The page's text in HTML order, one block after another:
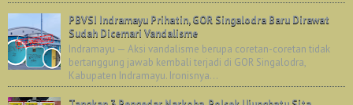
PBVSI Indramayu Prihatin, GOR Singalodra Baru Dirawat
Sudah Dicemari Vandalisme
Indramayu — Aksi vandalisme berupa coretan-coretan tidak
bertanggung jawab kembali terjadi di GOR Singalodra,
Kabupaten Indramayu. Ironisnya...